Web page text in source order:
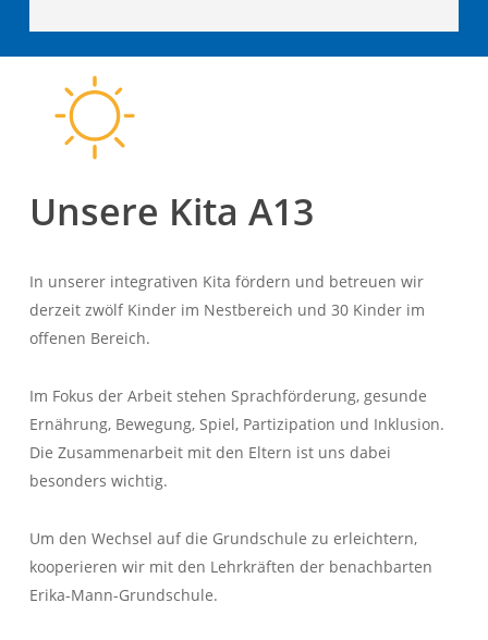
Unsere Kita A13
In unserer integrativen Kita fördern und betreuen wir
derzeit zwölf Kinder im Nestbereich und 30 Kinder im
offenen Bereich.
Im Fokus der Arbeit stehen Sprachförderung, gesunde
Ernährung, Bewegung, Spiel, Partizipation und Inklusion.
Die Zusammenarbeit mit den Eltern ist uns dabei
besonders wichtig.
Um den Wechsel auf die Grundschule zu erleichtern,
kooperieren wir mit den Lehrkräften der benachbarten
Erika-Mann-Grundschule.